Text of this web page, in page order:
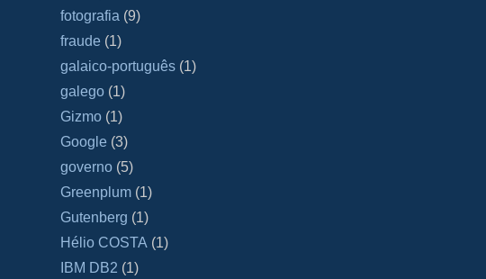
fotografia (9)
fraude (1)
galaico‐português (1)
galego (1)
Gizmo (1)
Google (3)
governo (5)
Greenplum (1)
Gutenberg (1)
Hélio COSTA (1)
IBM DB2 (1)